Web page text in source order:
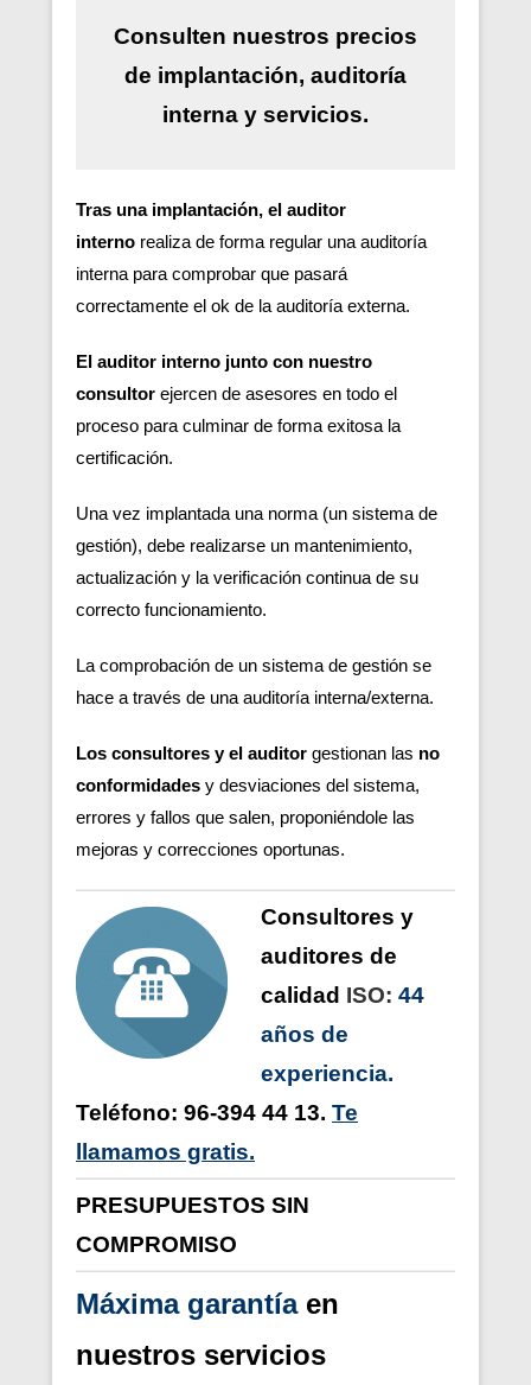
Consulten nuestros precios
de implantación, auditoría
interna y servicios.
Tras una implantación, el auditor
interno realiza de forma regular una auditoría
interna para comprobar que pasará
correctamente el ok de la auditoría externa.
El auditor interno junto con nuestro
consultor ejercen de asesores en todo el
proceso para culminar de forma exitosa la
certificación.
Una vez implantada una norma (un sistema de
gestión), debe realizarse un mantenimiento,
actualización y la verificación continua de su
correcto funcionamiento.
La comprobación de un sistema de gestión se
hace a través de una auditoría interna/externa.
Los consultores y el auditor gestionan las no
conformidades y desviaciones del sistema,
errores y fallos que salen, proponiéndole las
mejoras y correcciones oportunas.
Consultores y
auditores de
calidad ISO: 44
años de
experiencia.
Teléfono: 96-394 44 13. Te
llamamos gratis.
PRESUPUESTOS SIN
COMPROMISO
Máxima garantíaen
nuestros servicios